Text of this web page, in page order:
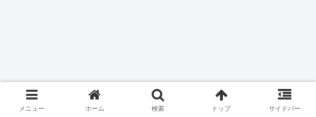
メニュー ホーム 検索 トップ サイドバー